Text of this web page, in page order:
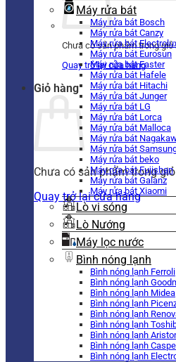
Chưa có sản phẩm trong giỏ
Quay trở lại cửa hàng
Giỏ hàng
Chưa có sản phẩm trong
Quay trở lại cửa hàng
Máy rửa bát
Máy rửa bát Bosch
Máy rửa bát Canzy
Máy rửa bát
Máy rửa bát Eurosun
Máy rửa bát Faster
Máy rửa bát Hafele
Máy rửa bát Hitachi
Máy rửa bát Junger
Máy rửa bát LG
Máy rửa bát Lorca
Máy rửa bát Malloca
Máy rửa bát
Máy rửa bát
Máy rửa bát beko
Máy rửa bát Fujishan
Máy rửa bát Galanz
Máy rửa bát Xiaomi
Lò vi sóng
Lò Nướng
Máy lọc nước
Bình nóng lạnh
Bình nóng lạnh Ferroli
Bình nóng lạnh
Bình nóng lạnh Midea
Bình nóng lạnh
Bình nóng lạnh
Bình nóng lạnh
Bình nóng lạnh
Bình nóng lạnh
Bình nóng lạnh